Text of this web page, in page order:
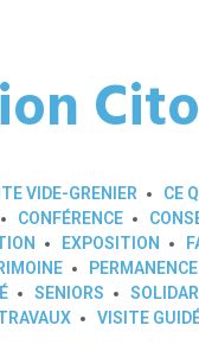
VIDE-GRENIER CE
CONFÉRENCE
EXPOSITION
SENIORS
VISITE